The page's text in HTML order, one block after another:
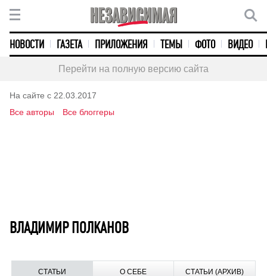
НОВОСТИ ГАЗЕТА ПРИЛОЖЕНИЯ ТЕМЫ ФОТО ВИДЕО
Перейти на полную версию сайта
На сайте с 22.03.2017
Все авторы
Все блоггеры
ВЛАДИМИР ПОЛКАНОВ
СТАТЬИ О СЕБЕ СТАТЬИ (АРХИВ)